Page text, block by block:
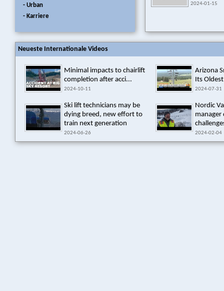
- Urban
- Karriere
2024-01-15
Neueste Internationale Videos
Minimal impacts to chairlift
completion after acci...
2024-10-11
Arizona
Its
2024-07-31
Ski lift technicians may be
dying breed, new effort to
train next generation
2024-06-26
Nordic
manager
2024-02-04